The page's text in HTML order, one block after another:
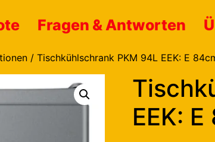
Fragen & Antworten
/ Tischkühlschrank PKM 94L EEK: E
EEK: